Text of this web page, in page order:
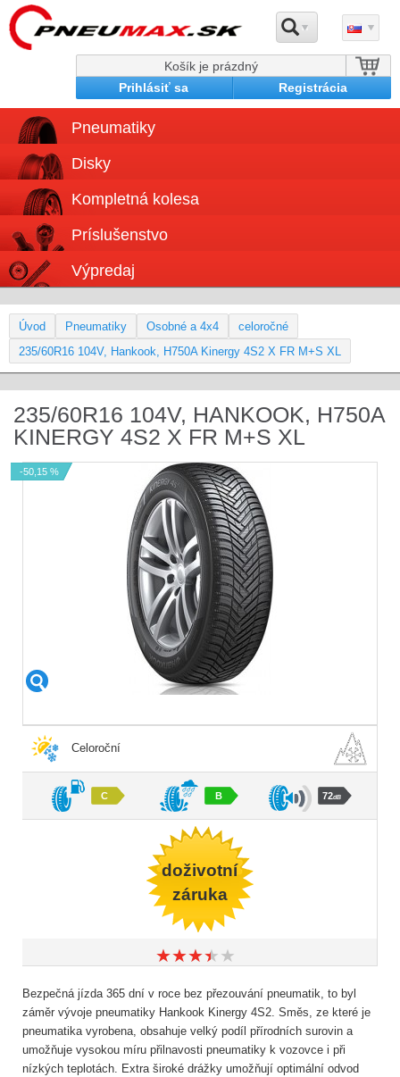
Košík je prázdný
Prihlásiť sa
Registrácia
Pneumatiky
Disky
Kompletná kolesa
Príslušenstvo
Výpredaj
Úvod Pneumatiky Osobné a 4x4
celoročné
235/60R16 104V, Hankook, H750A Kinergy 4S2 X FR M+S XL
235/60R16 104V, HANKOOK, H750A
KINERGY 4S2 X FR M+S XL
-50,15 %
Celoroční
C B 72dB
doživotní
záruka
★★★★★
★★★★★
Bezpečná jízda 365 dní v roce bez přezouvání pneumatik, to byl
záměr vývoje pneumatiky Hankook Kinergy 4S2. Směs, ze které je
pneumatika vyrobena, obsahuje velký podíl přírodních surovin a
umožňuje vysokou míru přilnavosti pneumatiky k vozovce i při
nízkých teplotách. Extra široké drážky umožňují optimální odvod